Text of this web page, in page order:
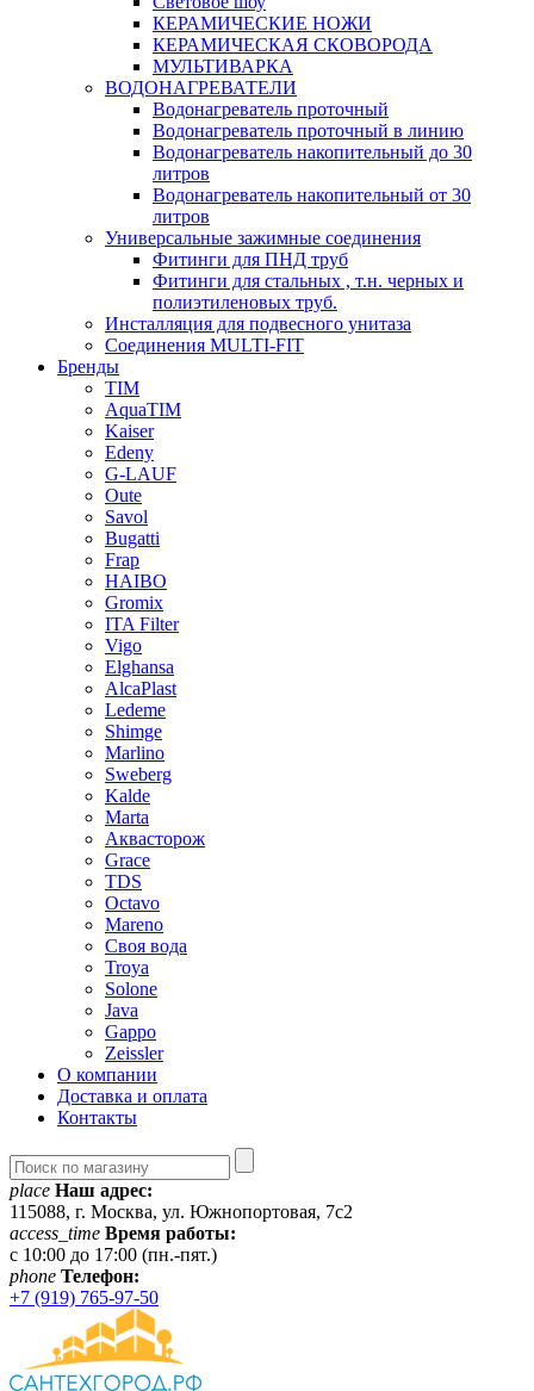
КЕРАМИЧЕСКИЕ НОЖИ
КЕРАМИЧЕСКАЯ СКОВОРОДА
МУЛЬТИВАРКА
ВОДОНАГРЕВАТЕЛИ
Водонагреватель проточный
Водонагреватель проточный в линию
Водонагреватель накопительный до 30
литров
Водонагреватель накопительный от 30
литров
Универсальные зажимные соединения
Фитинги для ПНД труб
Фитинги для стальных , т.н. черных и
полиэтиленовых труб.
Инсталляция для подвесного унитаза
Соединения MULTI-FIT
Бренды
TIM
AquaTIM
Kaiser
Edeny
G-LAUF
Oute
Savol
Bugatti
Frap
HAIBO
Gromix
ITA Filter
Vigo
Elghansa
AlcaPlast
Ledeme
Shimge
Marlino
Sweberg
Kalde
Marta
Аквасторож
Grace
TDS
Octavo
Mareno
Своя вода
Troya
Solone
Java
Gappo
Zeissler
О компании
Доставка и оплата
Контакты
place Наш адрес:
115088, г. Москва, ул. Южнопортовая, 7с2
access_time Время работы:
c 10:00 до 17:00 (пн.-пят.)
phone Телефон:
+7 (919) 765-97-50